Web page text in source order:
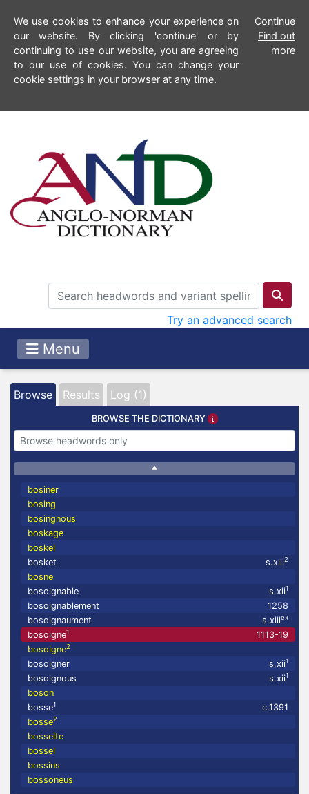
We use cookies to enhance your experience on
our website. By clicking 'continue' or by
continuing to use our website, you are agreeing
to our use of cookies. You can change your
cookie settings in your browser at any time.
Continue
Find out
more
Try an advanced search
Menu
Browse Results Log (1)
BROWSE THE DICTIONARY
bosiner
bosing
bosingnous
boskage
boskel
bosket
s.xiii2
bosne
bosoignable
s.xii1
bosoignablement
1258
bosoignaument
s.xiiiex
bosoigne1
1113-19
bosoigne2
bosoigner s.xii1
bosoignous s.xii1
boson
bosse1
c.1391
bosse2
bosseite
bossel
bossins
bossoneus